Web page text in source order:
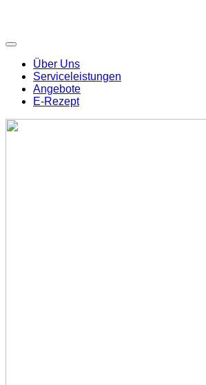
Über Uns
Serviceleistungen
Angebote
E-Rezept